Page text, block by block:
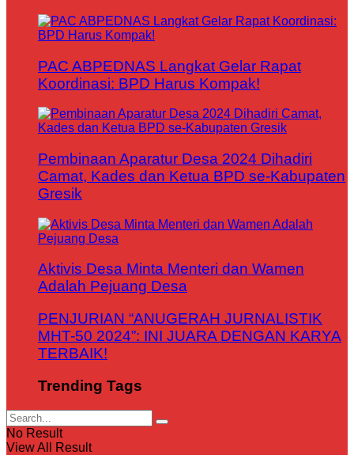
PAC ABPEDNAS Langkat Gelar Rapat
Koordinasi: BPD Harus Kompak!
Pembinaan Aparatur Desa 2024 Dihadiri
Camat, Kades dan Ketua BPD se-Kabupaten
Gresik
Aktivis Desa Minta Menteri dan Wamen
Adalah Pejuang Desa
PENJURIAN “ANUGERAH JURNALISTIK
MHT-50 2024”: INI JUARA DENGAN KARYA
TERBAIK!
Trending Tags
No Result
View All Result